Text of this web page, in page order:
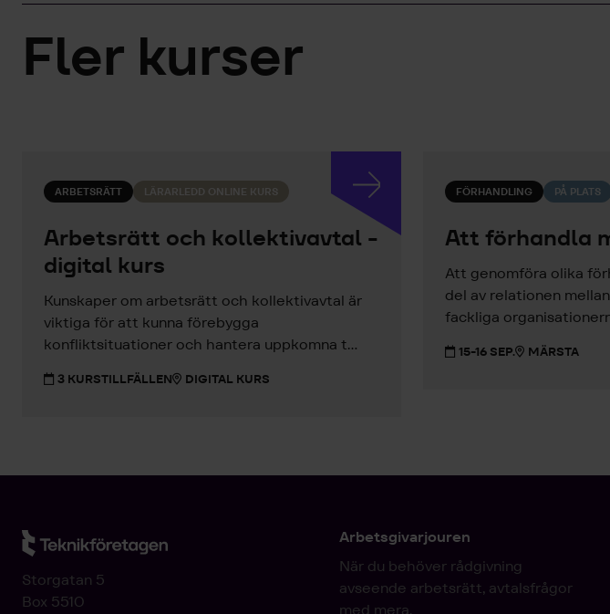
Fler kurser
ARBETSRÄTT LÄRARLEDD ONLINE KURS
Arbetsrätt och kollektivavtal -
digital kurs
Kunskaper om arbetsrätt och kollektivavtal är
viktiga för att kunna förebygga
konfliktsituationer och hantera uppkomna t...
3 KURSTILLFÄLLEN DIGITAL KURS
FÖRHANDLING PÅ PLATS
Att förhandla
Att genomföra olika
del av relationen
fackliga
15-16 SEP. MÄRSTA
Storgatan 5
Box 5510
Arbetsgivarjouren
När du behöver rådgivning
avseende arbetsrätt, avtalsfrågor
med mera.